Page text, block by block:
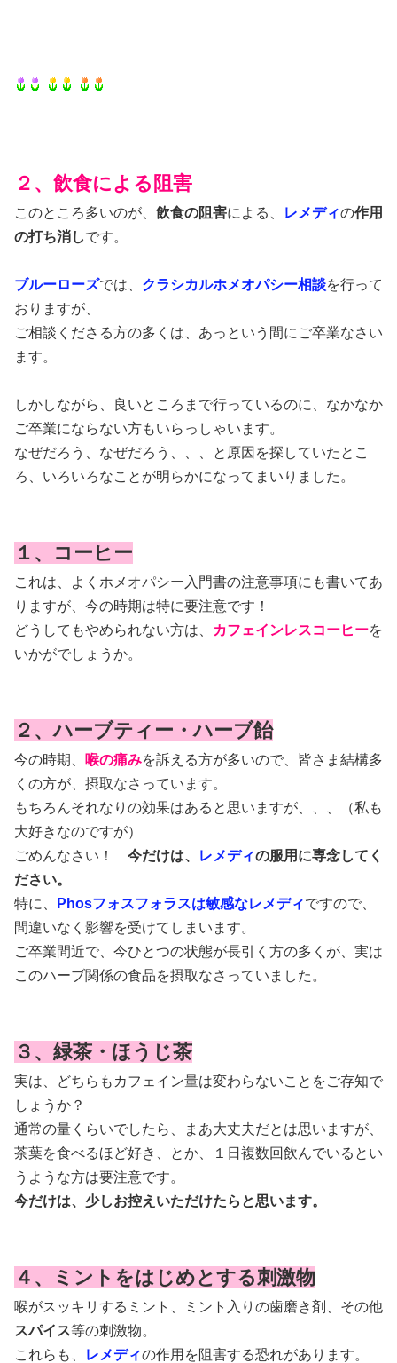
２、飲食による阻害
このところ多いのが、 飲食の阻害による、 レメディの作用
の打ち消しです。
ブルーローズでは、 クラシカルホメオパシー相談を行って
おりますが、
ご相談くださる方の多くは、あっという間にご卒業なさい
ます。
しかしながら、良いところまで行っているのに、なかなか
ご卒業にならない方もいらっしゃいます。
なぜだろう、なぜだろう、、、と原因を探していたとこ
ろ、いろいろなことが明らかになってまいりました。
１、コーヒー
これは、よくホメオパシー入門書の注意事項にも書いてあ
りますが、今の時期は特に要注意です！
どうしてもやめられない方は、
カフェインレスコーヒーを
いかがでしょうか。
２、ハーブティー・ハーブ飴
今の時期、 喉の痛みを訴える方が多いので、皆さま結構多
くの方が、摂取なさっています。
もちろんそれなりの効果はあると思いますが、、、（私も
大好きなのですが）
ごめんなさい！ 今だけは、 レメディの服用に専念してく
ださい。
特に、
Phosフォスフォラスは敏感なレメディですので、
間違いなく影響を受けてしまいます。
ご卒業間近で、今ひとつの状態が長引く方の多くが、実は
このハーブ関係の食品を摂取なさっていました。
３、緑茶・ほうじ茶
実は、どちらもカフェイン量は変わらないことをご存知で
しょうか？
通常の量くらいでしたら、まあ大丈夫だとは思いますが、
茶葉を食べるほど好き、とか、１日複数回飲んでいるとい
うような方は要注意です。
今だけは、少しお控えいただけたらと思います。
４、ミントをはじめとする刺激物
喉がスッキリするミント、ミント入りの歯磨き剤、その他
スパイス等の刺激物。
これらも、
レメディの作用を阻害する恐れがあります。